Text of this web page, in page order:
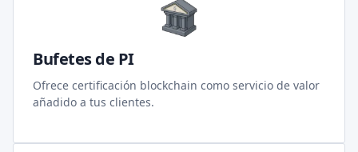
Bufetes de PI
Ofrece certificación blockchain como servicio de valor
añadido a tus clientes.